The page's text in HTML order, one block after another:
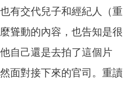
有交代兒子和經紀人（重
聳動的內容，也告知是很
自己還是去拍了這個片
面對接下來的官司。重讀